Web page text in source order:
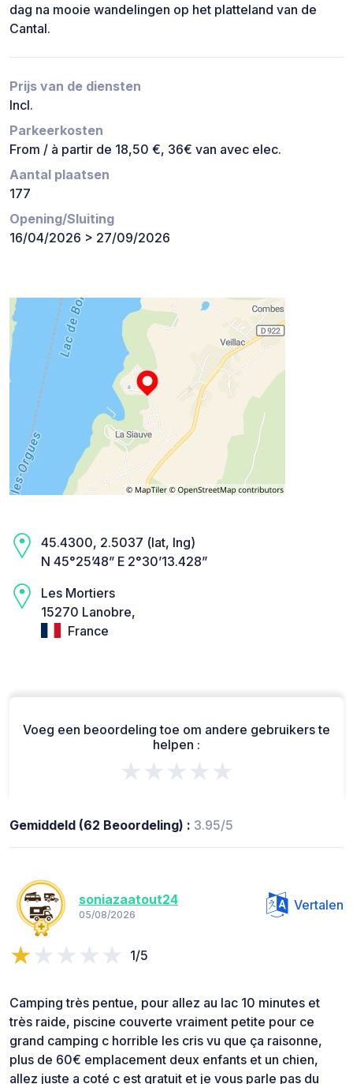
dag na mooie wandelingen op het platteland van de
Cantal.
Prijs van de diensten
Incl.
Parkeerkosten
From / à partir de 18,50 €, 36€ van avec elec.
Aantal plaatsen
177
Opening/Sluiting
16/04/2026 > 27/09/2026
45.4300, 2.5037 (lat, lng)
N 45°25’48” E 2°30’13.428”
Les Mortiers
15270 Lanobre,
France
Voeg een beoordeling toe om andere gebruikers te
helpen :
★★★★★
Gemiddeld (62 Beoordeling) : 3.95/5
soniazaatout24
05/08/2026
Vertalen
1/5
Camping très pentue, pour allez au lac 10 minutes et
très raide, piscine couverte vraiment petite pour ce
grand camping c horrible les cris vu que ça raisonne,
plus de 60€ emplacement deux enfants et un chien,
allez juste a coté c est gratuit et je vous parle pas du